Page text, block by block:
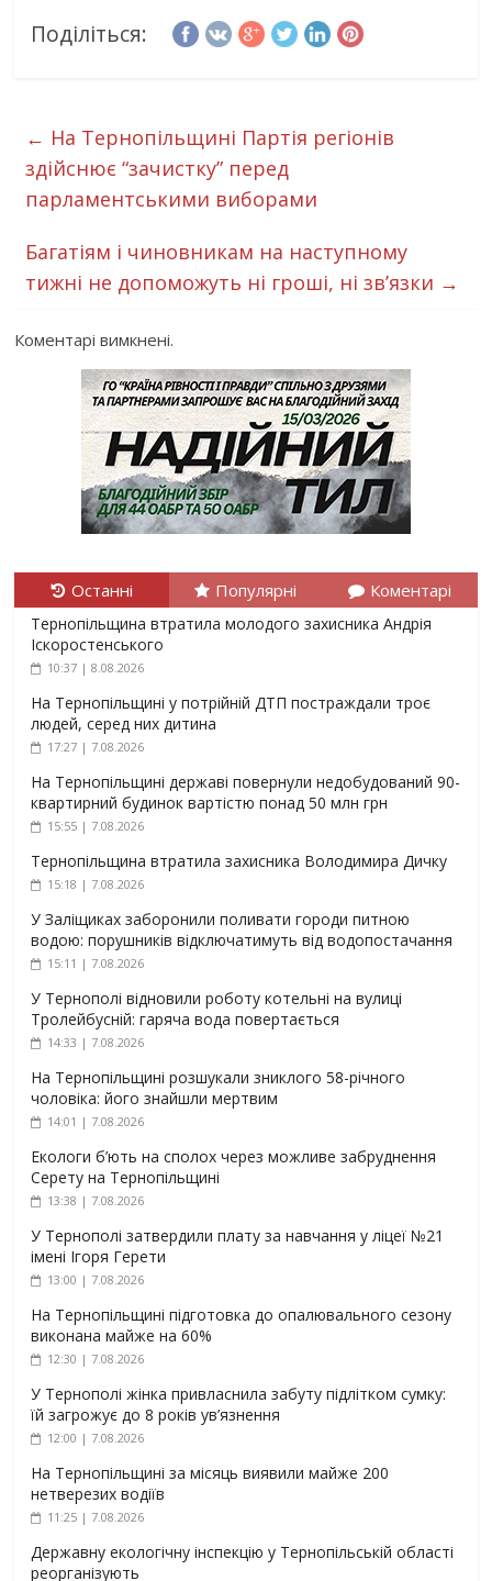
Поділіться:
← На Тернопільщині Партія регіонів
здійснює “зачистку” перед
парламентськими виборами
Багатіям і чиновникам на наступному
тижні не допоможуть ні гроші, ні зв’язки →
Коментарі вимкнені.
Останні Популярні Коментарі
Тернопільщина втратила молодого захисника Андрія
Іскоростенського
10:37 | 8.08.2026
На Тернопільщині у потрійній ДТП постраждали троє
людей, серед них дитина
17:27 | 7.08.2026
На Тернопільщині державі повернули недобудований 90-
квартирний будинок вартістю понад 50 млн грн
15:55 | 7.08.2026
Тернопільщина втратила захисника Володимира Дичку
15:18 | 7.08.2026
У Заліщиках заборонили поливати городи питною
водою: порушників відключатимуть від водопостачання
15:11 | 7.08.2026
У Тернополі відновили роботу котельні на вулиці
Тролейбусній: гаряча вода повертається
14:33 | 7.08.2026
На Тернопільщині розшукали зниклого 58-річного
чоловіка: його знайшли мертвим
14:01 | 7.08.2026
Екологи б’ють на сполох через можливе забруднення
Серету на Тернопільщині
13:38 | 7.08.2026
У Тернополі затвердили плату за навчання у ліцеї №21
імені Ігоря Герети
13:00 | 7.08.2026
На Тернопільщині підготовка до опалювального сезону
виконана майже на 60%
12:30 | 7.08.2026
У Тернополі жінка привласнила забуту підлітком сумку:
їй загрожує до 8 років ув’язнення
12:00 | 7.08.2026
На Тернопільщині за місяць виявили майже 200
нетверезих водіїв
11:25 | 7.08.2026
Державну екологічну інспекцію у Тернопільській області
реорганізують